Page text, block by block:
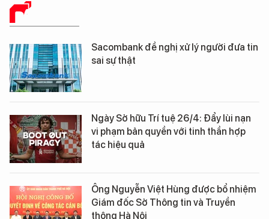
BÁO CHÍ SỐ
Sacombank đề nghị xử lý người đưa tin
sai sự thật
Ngày Sở hữu Trí tuệ 26/4: Đẩy lùi nạn
vi phạm bản quyền với tinh thần hợp
tác hiệu quả
Ông Nguyễn Việt Hùng được bổ nhiệm
Giám đốc Sở Thông tin và Truyền
thông Hà Nội